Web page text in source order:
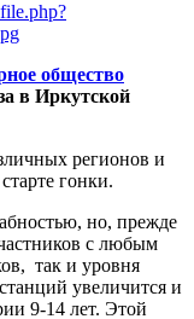
общество
в Иркутской
регионов и
гонки.
но, прежде
с любым
так и уровня
увеличится и
9-14 лет. Этой